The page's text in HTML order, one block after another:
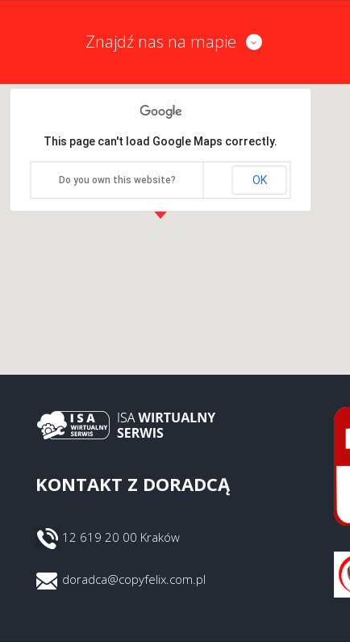
Znajdź nas na mapie
This page can't load Google Maps correctly.
Do you own this website? OK
KONTAKT Z DORADCĄ
12 619 20 00 Kraków
doradca@copyfelix.com.pl